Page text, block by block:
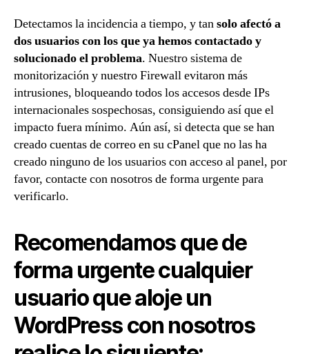
Detectamos la incidencia a tiempo, y tansolo afectó a
dos usuarios con los que ya hemos contactado y
solucionado el problema. Nuestro sistema de
monitorización y nuestro Firewall evitaron más
intrusiones, bloqueando todos los accesos desde IPs
internacionales sospechosas, consiguiendo así que el
impacto fuera mínimo. Aún así, si detecta que se han
creado cuentas de correo en su cPanel que no las ha
creado ninguno de los usuarios con acceso al panel, por
favor, contacte con nosotros de forma urgente para
verificarlo.
Recomendamos que de
forma urgente cualquier
usuario que aloje un
WordPress con nosotros